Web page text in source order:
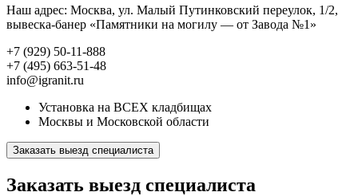
Наш адрес: Москва, ул. Малый Путинковский переулок, 1/2,
вывеска-банер «Памятники на могилу — от Завода №1»
+7 (929) 50-11-888
+7 (495) 663-51-48
info@igranit.ru
Установка на ВСЕХ кладбищах
Москвы и Московской области
Заказать выезд специалиста
Заказать выезд специалиста